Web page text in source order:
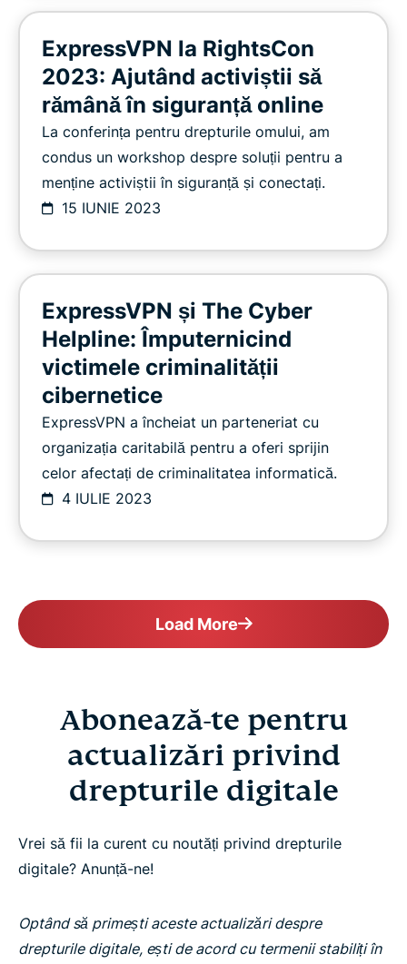
ExpressVPN la RightsCon
2023: Ajutând activiștii să
rămână în siguranță online
La conferința pentru drepturile omului, am
condus un workshop despre soluții pentru a
menține activiștii în siguranță și conectați.
15 IUNIE 2023
ExpressVPN și The Cyber
Helpline: Împuternicind
victimele criminalității
cibernetice
ExpressVPN a încheiat un parteneriat cu
organizația caritabilă pentru a oferi sprijin
celor afectați de criminalitatea informatică.
4 IULIE 2023
Load More
Abonează-te pentru
actualizări privind
drepturile digitale
Vrei să fii la curent cu noutăți privind drepturile
digitale? Anunță-ne!
Optând să primești aceste actualizări despre
drepturile digitale, ești de acord cu termenii stabiliți în